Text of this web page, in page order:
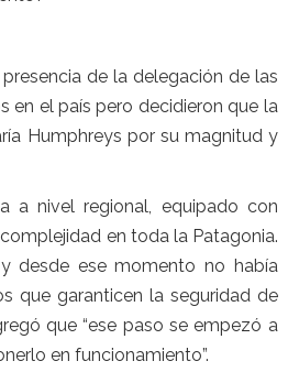
de la delegación de las
en el país pero decidieron que la
Humphreys por su magnitud y
a nivel regional, equipado con
en toda la Patagonia.
desde ese momento no había
que garanticen la seguridad de
que “ese paso se empezó a
en funcionamiento”.